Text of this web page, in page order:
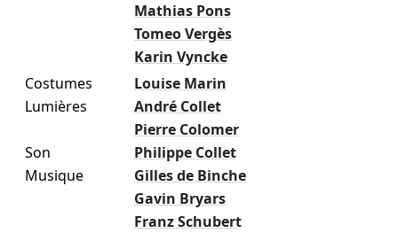
Mathias Pons
Tomeo Vergès
Karin Vyncke
Costumes
Louise Marin
Lumières
André Collet
Pierre Colomer
Son
Philippe Collet
Musique
Gilles de Binche
Gavin Bryars
Franz Schubert